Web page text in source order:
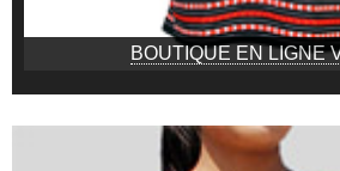
BOUTIQUE EN LIGNE